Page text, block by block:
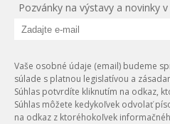
Pozvánky na výstavy a novinky
Vaše osobné údaje (email) budeme
súlade s platnou legislatívou a
Súhlas potvrdíte kliknutím na odkaz,
Súhlas môžete kedykoľvek odvolať
na odkaz z ktoréhokoľvek